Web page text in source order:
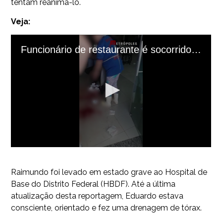
tentam reanimá-lo.
Veja:
Raimundo foi levado em estado grave ao Hospital de
Base do Distrito Federal (HBDF). Até a última
atualização desta reportagem, Eduardo estava
consciente, orientado e fez uma drenagem de tórax.